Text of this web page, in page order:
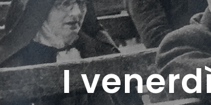
I